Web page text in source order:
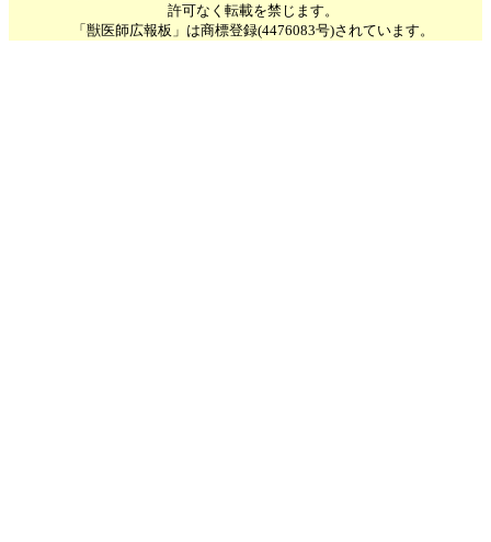
許可なく転載を禁じます。
「獣医師広報板」は商標登録(4476083号)されています。